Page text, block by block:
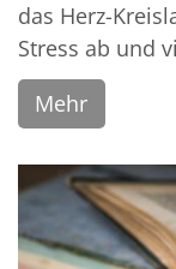
das Herz-
Stress ab und
Mehr